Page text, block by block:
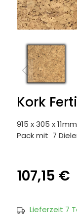
Kork
915 x 305 x 11mm
Pack mit 7
107,15 €
Lieferzeit 7